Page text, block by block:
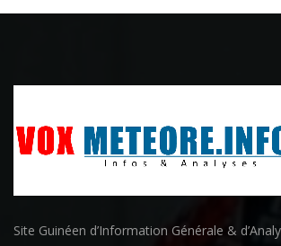
Site Guinéen d’Information Générale &